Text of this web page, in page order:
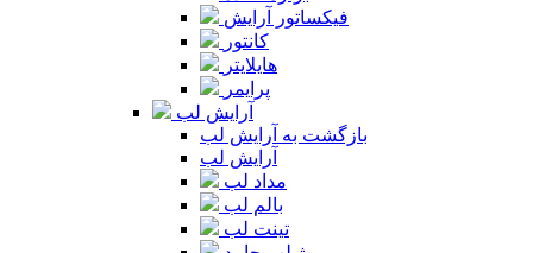
فیکساتور آرایش
کانتور
هایلایتر
پرایمر
آرایش لب
بازگشت به آرایش لب
آرایش لب
مداد لب
بالم لب
تینت لب